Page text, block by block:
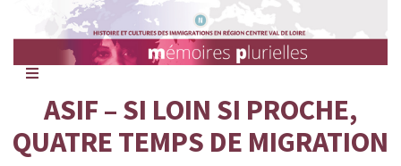
Mémoires
Plurielles
ASIF – SI LOIN SI PROCHE,
QUATRE TEMPS DE MIGRATION